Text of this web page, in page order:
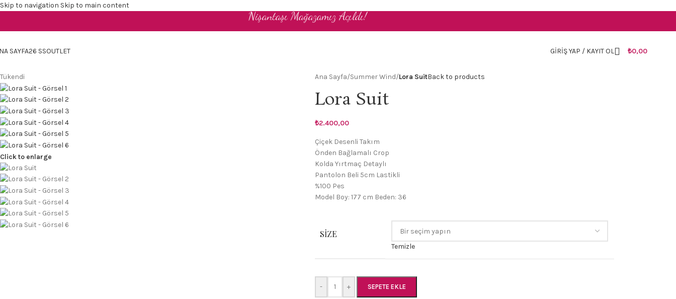
Skip to navigation Skip to main content
Nişantaşı Mağazamız Açıldı!
SAYFA26 SSOUTLET GIRIŞ YAP / KAYIT OL ₺0,00
Tükendi
Click to enlarge
Ana Sayfa/Summer Wind/Lora SuitBack to products
Lora Suit
₺2.400,00
Çiçek Desenli Takım
Önden Bağlamalı Crop
Kolda Yırtmaç Detaylı
Pantolon Beli 5cm Lastikli
%100 Pes
Model Boy: 177 cm Beden: 36
SIZE
Temizle
- + SEPETE EKLE
TR